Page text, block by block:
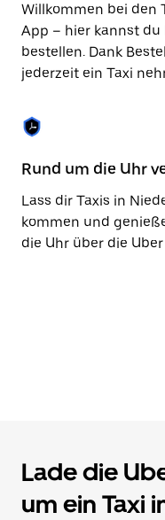
Datum
auszuwählen.
Drücke
die
Escape-
den
Kalender
schließen.
Willkommen bei den
App – hier kannst du
bestellen. Dank
jederzeit ein Taxi
Rund um die Uhr
Lass dir Taxis in
kommen und
die Uhr über die
Lade die
um ein Taxi